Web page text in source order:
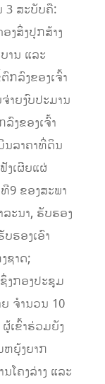
3 ສະບັບຄື:
ງສິ່ງປຸກສ້າງ
ານ ແລະ
ກລົງຂອງເຈົ້າ
າຍງົບປະມານ
ງຂອງເຈົ້າ
ລາຄາທີ່ດິນ
ງເຜີຍແຜ່
9 ຂອງສະພາ
ະນາ, ຮັບຮອງ
ຮອງເອົາ
ຊາດ;
ງກອງປະຊຸມ
ຈຳນວນ 10
ເຂົ້າຮ່ວມຍັງ
ຍຸ້ງຍາກ
ໂຄງລ່າງ ແລະ